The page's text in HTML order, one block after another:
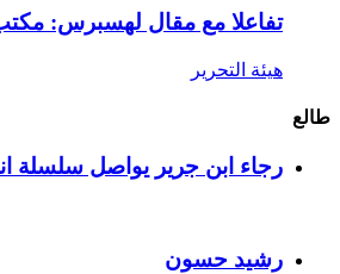
تفاعلا مع مقال لهسبرس:
هيئة التحرير
طالع
رجاء ابن جرير يواصل سلسلة
رشيد حسون